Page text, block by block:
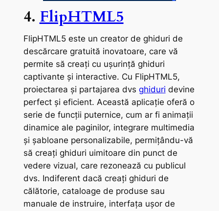
4. FlipHTML5
FlipHTML5 este un creator de ghiduri de
descărcare gratuită inovatoare, care vă
permite să creați cu ușurință ghiduri
captivante și interactive. Cu FlipHTML5,
proiectarea și partajarea dvs ghiduri devine
perfect și eficient. Această aplicație oferă o
serie de funcții puternice, cum ar fi animații
dinamice ale paginilor, integrare multimedia
și șabloane personalizabile, permițându-vă
să creați ghiduri uimitoare din punct de
vedere vizual, care rezonează cu publicul
dvs. Indiferent dacă creați ghiduri de
călătorie, cataloage de produse sau
manuale de instruire, interfața ușor de